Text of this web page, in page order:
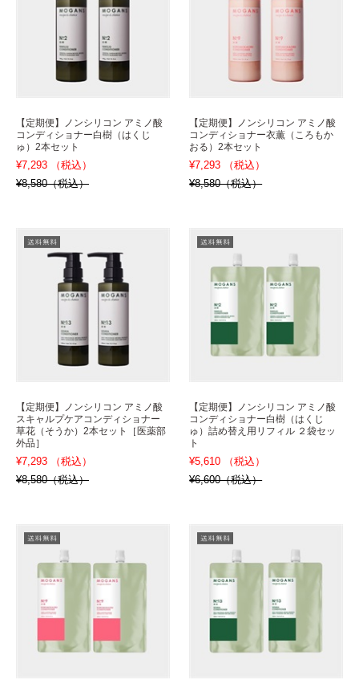
【定期便】ノンシリコン アミノ酸
コンディショナー白樹（はくじ
ゅ）2本セット
¥7,293 （税込）
¥8,580（税込）
【定期便】ノンシリコン アミノ酸
コンディショナー衣薫（ころもか
おる）2本セット
¥7,293 （税込）
¥8,580（税込）
【定期便】ノンシリコン アミノ酸
スキャルプケアコンディショナー
草花（そうか）2本セット［医薬部
外品］
¥7,293 （税込）
¥8,580（税込）
【定期便】ノンシリコン アミノ酸
コンディショナー白樹（はくじ
ゅ）詰め替え用リフィル ２袋セッ
ト
¥5,610 （税込）
¥6,600（税込）